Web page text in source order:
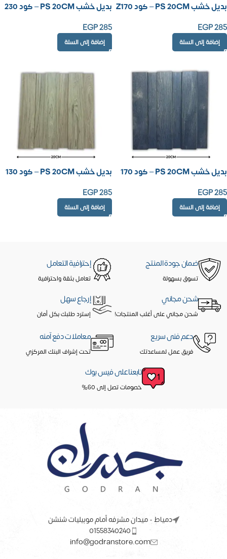
بديل خشب PS 20CM – كود Z170
EGP285
إضافة إلى السلة
بديل خشب PS 20CM – كود 230
EGP285
إضافة إلى السلة
بديل خشب PS 20CM – كود 170
EGP285
إضافة إلى السلة
بديل خشب PS 20CM – كود 130
EGP285
إضافة إلى السلة
ضمان جودة المنتج
تسوق بسهولة
إحترافية التعامل
تعامل بثقة واحترافية
شحن مجاني
شحن مجاني على أغلب المنتجات!
إرجاع سهل
إسترد طلبك بكل أمان
دعم فنى سريع
فريق عمل لمساعدتك
معاملات دفع آمنه
تحت إشراف البنك المركزي
تابعنا على فيس بوك
خصومات تصل إلى 60%
دمياط - ميدان مشرفه أمام موبيليات شنشن
01558340240
info@godranstore.com